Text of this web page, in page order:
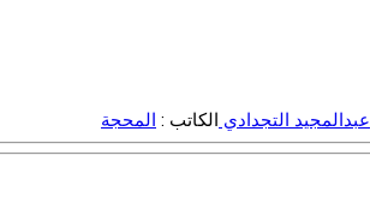
عبدالمجيد التجدادي الكاتب : المحجة